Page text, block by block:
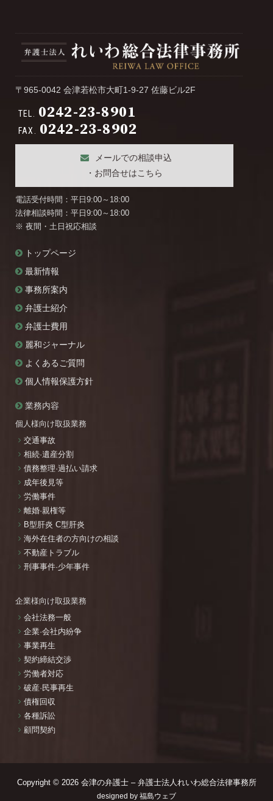
〒965-0042 会津若松市大町1-9-27 佐藤ビル2F
TEL. 0242-23-8901
FAX. 0242-23-8902
メールでの相談申込
・お問合せはこちら
電話受付時間：平日9:00～18:00
法律相談時間：平日9:00～18:00
※ 夜間・土日祝応相談
トップページ
最新情報
事務所案内
弁護士紹介
弁護士費用
麗和ジャーナル
よくあるご質問
個人情報保護方針
業務内容
個人様向け取扱業務
交通事故
相続·遺産分割
債務整理·過払い請求
成年後見等
労働事件
離婚·親権等
B型肝炎 C型肝炎
海外在住者の方向けの相談
不動産トラブル
刑事事件·少年事件
企業様向け取扱業務
会社法務一般
企業·会社内紛争
事業再生
契約締結交渉
労働者対応
破産·民事再生
債権回収
各種訴訟
顧問契約
Copyright © 2026 会津の弁護士 – 弁護士法人れいわ総合法律事務所
designed by 福島ウェブ